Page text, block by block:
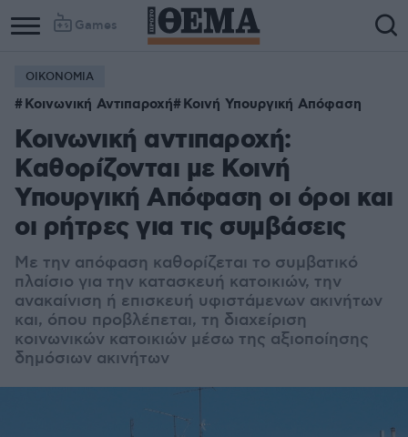
Games
ΟΙΚΟΝΟΜΙΑ
Κοινωνική Αντιπαροχή Κοινή Υπουργική Απόφαση
Κοινωνική αντιπαροχή:
Kαθορίζονται με Κοινή
Υπουργική Απόφαση οι όροι και
οι ρήτρες για τις συμβάσεις
Με την απόφαση καθορίζεται το συμβατικό
πλαίσιο για την κατασκευή κατοικιών, την
ανακαίνιση ή επισκευή υφιστάμενων ακινήτων
και, όπου προβλέπεται, τη διαχείριση
κοινωνικών κατοικιών μέσω της αξιοποίησης
δημόσιων ακινήτων